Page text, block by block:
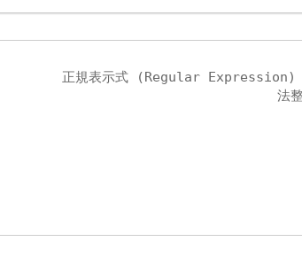
正規表示式 (Regular Expression)
法